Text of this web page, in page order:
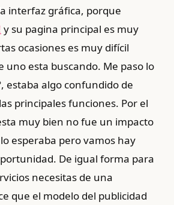
interfaz gráfica, porque
y su pagina principal es muy
ocasiones es muy difí­cil
uno esta buscando. Me paso lo
estaba algo confundido de
principales funciones. Por el
muy bien no fue un impacto
esperaba pero vamos hay
De igual forma para
necesitas de una
que el modelo del publicidad